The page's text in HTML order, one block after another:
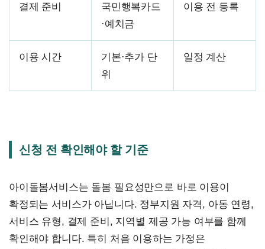
결제 준비
국민행복카드
·예치금
이용 전 등록
이용 시간
기본·추가 단
위
일정 계산
신청 전 확인해야 할 기준
아이돌봄서비스는 돌봄 필요성만으로 바로 이용이
확정되는 서비스가 아닙니다. 정부지원 자격, 아동 연령,
서비스 유형, 결제 준비, 지역별 제공 가능 여부를 함께
확인해야 합니다. 특히 처음 이용하는 가정은